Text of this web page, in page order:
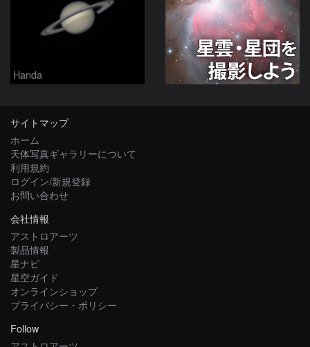
Handa
サイトマップ
ホーム
天体写真ギャラリーについて
利用規約
ログイン/新規登録
お問い合わせ
会社情報
アストロアーツ
製品情報
星ナビ
星空ガイド
オンラインショップ
プライバシー・ポリシー
Follow